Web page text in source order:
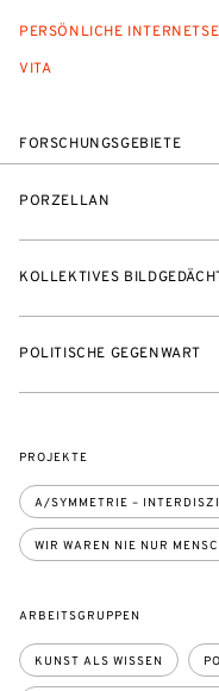
PERSÖNLICHE
VITA
FORSCHUNGSGEBIETE
PORZELLAN
KOLLEKTIVES
POLITISCHE GEGENWART
PROJEKTE
A/SYMMETRIE –
WIR WAREN NIE NUR
ARBEITSGRUPPEN
KUNST ALS WISSEN